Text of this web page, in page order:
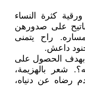
كثرة النساء
على صدورهن
راح يتمنى
داعش.
بهدف الحصول على
شعر بالهزيمة،
رضاه عن دنياه،